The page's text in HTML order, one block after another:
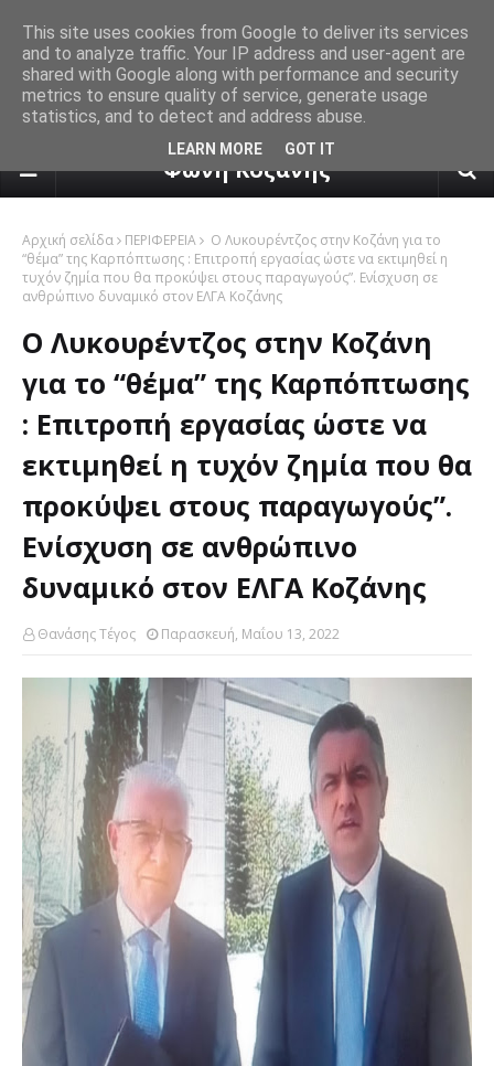
πρόγνωση καιρού από το
Φωνή Κοζάνης
Αρχική σελίδα ΠΕΡΙΦΕΡΕΙΑ
Ο Λυκουρέντζος στην Κοζάνη για το
“θέμα” της Καρπόπτωσης : Επιτροπή εργασίας ώστε να εκτιμηθεί η
τυχόν ζημία που θα προκύψει στους παραγωγούς”. Ενίσχυση σε
ανθρώπινο δυναμικό στον ΕΛΓΑ Κοζάνης
Ο Λυκουρέντζος στην Κοζάνη
για το “θέμα” της Καρπόπτωσης
: Επιτροπή εργασίας ώστε να
εκτιμηθεί η τυχόν ζημία που θα
προκύψει στους παραγωγούς”.
Ενίσχυση σε ανθρώπινο
δυναμικό στον ΕΛΓΑ Κοζάνης
Θανάσης Τέγος Παρασκευή, Μαΐου 13, 2022
This site uses cookies from Google to deliver its services
and to analyze traffic. Your IP address and user-agent are
shared with Google along with performance and security
metrics to ensure quality of service, generate usage
statistics, and to detect and address abuse.
LEARN MORE GOT IT